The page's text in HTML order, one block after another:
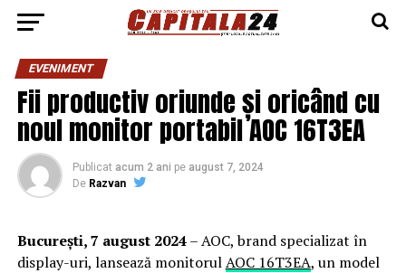
EVENIMENT
Fii productiv oriunde și oricând cu
noul monitor portabil AOC 16T3EA
Publicat acum 2 ani pe august 7, 2024
De Razvan
București, 7 august 2024– AOC, brand specializat în
display-uri, lansează monitorulAOC 16T3EA, un model